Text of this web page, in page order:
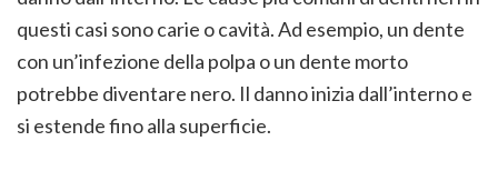
questi casi sono carie o cavità. Ad esempio, un dente
con un’infezione della polpa o un dente morto
potrebbe diventare nero. Il danno inizia dall’interno e
si estende fino alla superficie.